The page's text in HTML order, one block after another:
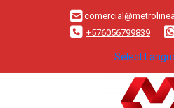
+576056799839
Select